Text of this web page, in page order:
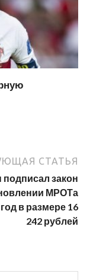
СТАТЬЯ
подписал закон
МРОТа
в размере 16
242 рублей